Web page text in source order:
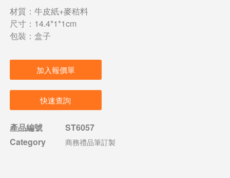
材質：牛皮紙+麥秸料
尺寸：14.4*1*1cm
包裝：盒子
加入報價單
快速查詢
產品編號
ST6057
Category
商務禮品筆訂製